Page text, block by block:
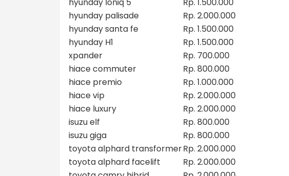
hyunday Ioniq 5
Rp. 1.500.000
hyunday palisade
Rp. 2.000.000
hyunday santa fe
Rp. 1.500.000
hyunday H1
Rp. 1.500.000
xpander
Rp. 700.000
hiace commuter
Rp. 800.000
hiace premio
Rp. 1.000.000
hiace vip
Rp. 2.000.000
hiace luxury
Rp. 2.000.000
isuzu elf
Rp. 800.000
isuzu giga
Rp. 800.000
toyota alphard transformerRp. 2.000.000
toyota alphard facelift
Rp. 2.000.000